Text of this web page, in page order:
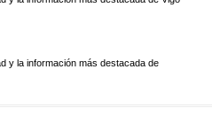
y la información más destacada de